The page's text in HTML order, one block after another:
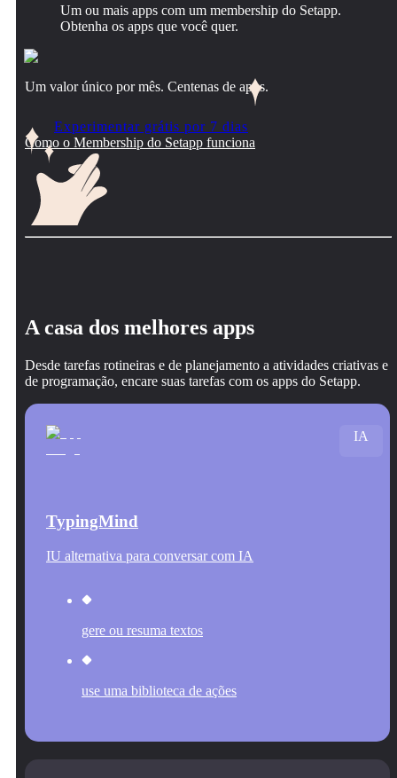
Um ou mais apps com um membership do Setapp.
Obtenha os apps que você quer.
Um valor único por mês. Centenas de apps.
Experimentar grátis por 7 dias
Como o Membership do Setapp funciona
A casa dos melhores apps
Desde tarefas rotineiras e de planejamento a atividades criativas e
de programação, encare suas tarefas com os apps do Setapp.
TypingMind
IU alternativa para conversar com IA
gere ou resuma textos
use uma biblioteca de ações
IA